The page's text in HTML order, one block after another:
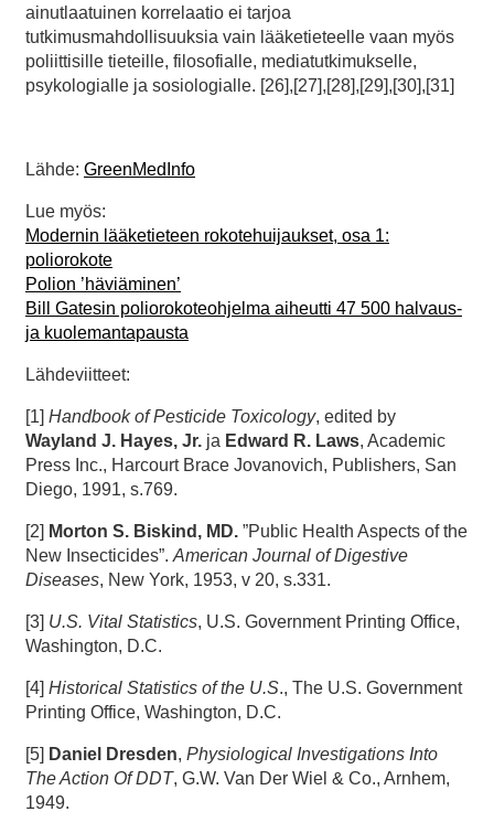
ainutlaatuinen korrelaatio ei tarjoa
tutkimusmahdollisuuksia vain lääketieteelle vaan myös
poliittisille tieteille, filosofialle, mediatutkimukselle,
psykologialle ja sosiologialle. [26],[27],[28],[29],[30],[31]
Lähde: GreenMedInfo
Lue myös:
Modernin lääketieteen rokotehuijaukset, osa 1:
poliorokote
Polion ’häviäminen’
Bill Gatesin poliorokoteohjelma aiheutti 47 500 halvaus-
ja kuolemantapausta
Lähdeviitteet:
[1] Handbook of Pesticide Toxicology, edited by
Wayland J. Hayes, Jr. ja Edward R. Laws, Academic
Press Inc., Harcourt Brace Jovanovich, Publishers, San
Diego, 1991, s.769.
[2] Morton S. Biskind, MD. ”Public Health Aspects of the
New Insecticides”. American Journal of Digestive
Diseases, New York, 1953, v 20, s.331.
[3] U.S. Vital Statistics, U.S. Government Printing Office,
Washington, D.C.
[4] Historical Statistics of the U.S., The U.S. Government
Printing Office, Washington, D.C.
[5] Daniel Dresden, Physiological Investigations Into
The Action Of DDT, G.W. Van Der Wiel & Co., Arnhem,
1949.